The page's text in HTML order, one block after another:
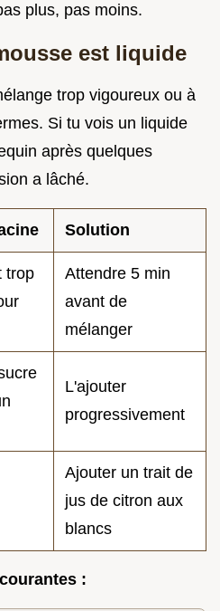
plus, pas moins.
est liquide
trop vigoureux ou à
Si tu vois un liquide
après quelques
a lâché.
Solution
trop
Attendre 5 min
avant de
mélanger
L'ajouter
progressivement
Ajouter un trait de
jus de citron aux
blancs
: